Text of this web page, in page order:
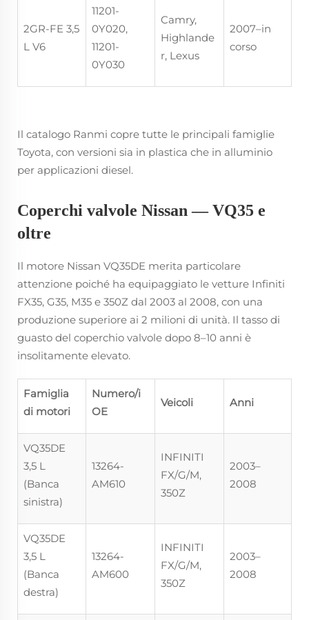
2GR-FE 3,5
L V6
11201-
0Y020,
11201-
0Y030
Camry,
Highlande
r, Lexus
2007–in
corso
Il catalogo Ranmi copre tutte le principali famiglie
Toyota, con versioni sia in plastica che in alluminio
per applicazioni diesel.
Coperchi valvole Nissan — VQ35 e
oltre
Il motore Nissan VQ35DE merita particolare
attenzione poiché ha equipaggiato le vetture Infiniti
FX35, G35, M35 e 350Z dal 2003 al 2008, con una
produzione superiore ai 2 milioni di unità. Il tasso di
guasto del coperchio valvole dopo 8–10 anni è
insolitamente elevato.
Famiglia
di motori
Numero/i
OE
Veicoli Anni
VQ35DE
3,5 L
(Banca
sinistra)
13264-
AM610
INFINITI
FX/G/M,
350Z
2003–
2008
VQ35DE
3,5 L
(Banca
destra)
13264-
AM600
INFINITI
FX/G/M,
350Z
2003–
2008